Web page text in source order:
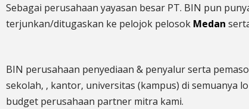
Sebagai perusahaan yayasan besar PT. BIN pun
terjunkan/ditugaskan ke pelojok pelosok Medan
BIN perusahaan penyediaan & penyalur serta
sekolah, , kantor, universitas (kampus) di semuanya
budget perusahaan partner mitra kami.